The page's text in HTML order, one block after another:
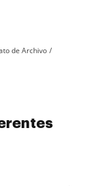
de Archivo